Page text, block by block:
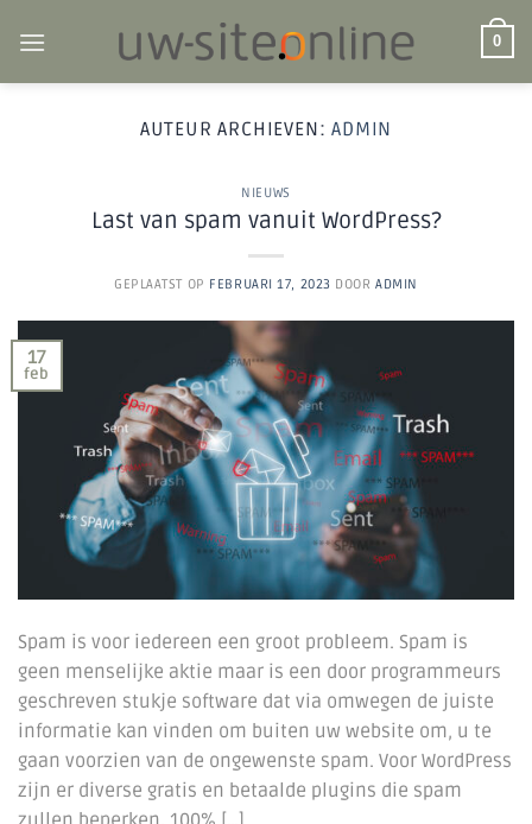
naar
0
AUTEUR ARCHIEVEN:ADMIN
NIEUWS
Last van spam vanuit WordPress?
GEPLAATST OP FEBRUARI 17, 2023 DOORADMIN
17
feb
Spam is voor iedereen een groot probleem. Spam is
geen menselijke aktie maar is een door programmeurs
geschreven stukje software dat via omwegen de juiste
informatie kan vinden om buiten uw website om, u te
gaan voorzien van de ongewenste spam. Voor WordPress
zijn er diverse gratis en betaalde plugins die spam